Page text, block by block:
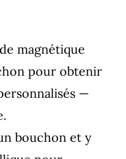
magnétique
pour obtenir
—
bouchon et y